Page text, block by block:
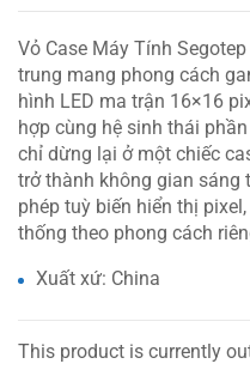
Vỏ Case Máy Tính
trung mang phong cách
hình LED ma trận 16×16
hợp cùng hệ sinh thái
chỉ dừng lại ở một chiếc
trở thành không gian sáng
phép tuỳ biến hiển thị
thống theo phong cách
Xuất xứ: China
This product is currently